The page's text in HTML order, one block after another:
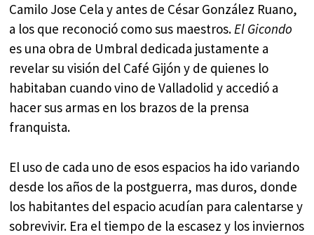
Camilo Jose Cela y antes de César González Ruano,
a los que reconoció como sus maestros.El Gicondo
es una obra de Umbral dedicada justamente a
revelar su visión del Café Gijón y de quienes lo
habitaban cuando vino de Valladolid y accedió a
hacer sus armas en los brazos de la prensa
franquista.
El uso de cada uno de esos espacios ha ido variando
desde los años de la postguerra, mas duros, donde
los habitantes del espacio acudían para calentarse y
sobrevivir. Era el tiempo de la escasez y los inviernos